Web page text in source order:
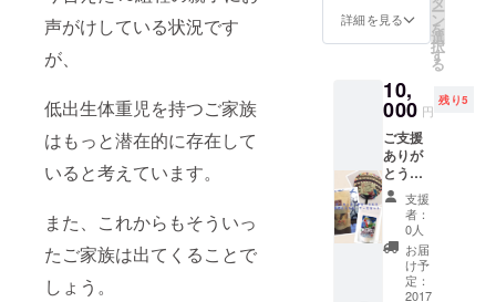
声がけしている状況です
が、
低出生体重児を持つご家族
はもっと潜在的に存在して
いると考えています。
また、これからもそういっ
たご家族は出てくることで
しょう。
バーと
福祉
サービ
所のび
る 手
作り
サー
ターア
ンダ
ギーの
セット
です！
一つ一
つ、心
を込め
詳細を見る ー
ン
を
選
択
す
る
10,
000 円
残り5
ご支援
ありが
とうご
ざいま
す！ 一
般社団
法人
フォー
プレス
トWill
支援
者：
0人
お届
け予
定：
2017